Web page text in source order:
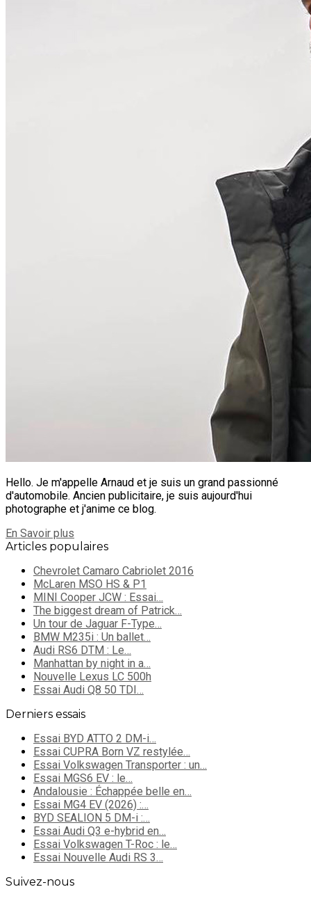
Hello. Je m'appelle Arnaud et je suis un grand passionné
d'automobile. Ancien publicitaire, je suis aujourd'hui
photographe et j'anime ce blog.
En Savoir plus
Articles populaires
Chevrolet Camaro Cabriolet 2016
McLaren MSO HS & P1
MINI Cooper JCW : Essai…
The biggest dream of Patrick…
Un tour de Jaguar F-Type…
BMW M235i : Un ballet…
Audi RS6 DTM : Le…
Manhattan by night in a…
Nouvelle Lexus LC 500h
Essai Audi Q8 50 TDI…
Derniers essais
Essai BYD ATTO 2 DM-i…
Essai CUPRA Born VZ restylée…
Essai Volkswagen Transporter : un…
Essai MGS6 EV : le…
Andalousie : Échappée belle en…
Essai MG4 EV (2026) :…
BYD SEALION 5 DM-i :…
Essai Audi Q3 e-hybrid en…
Essai Volkswagen T-Roc : le…
Essai Nouvelle Audi RS 3…
Suivez-nous